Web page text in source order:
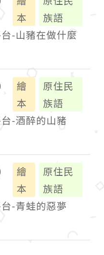
本
族語
-山豬在做什麼
繪
本
原住民
族語
-酒醉的山豬
繪
本
原住民
族語
-青蛙的惡夢